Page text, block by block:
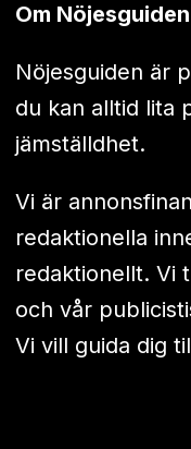
Om Nöjesguiden
Nöjesguiden är
du kan alltid lita
jämställdhet.
Vi är
redaktionella
redaktionellt. Vi
och vår
Vi vill guida dig